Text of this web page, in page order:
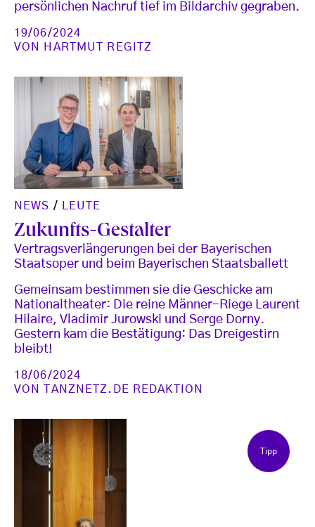
persönlichen Nachruf tief im Bildarchiv gegraben.
19/06/2024
VON
HARTMUT REGITZ
NEWS / LEUTE
Zukunfts-Gestalter
Vertragsverlängerungen bei der Bayerischen
Staatsoper und beim Bayerischen Staatsballett
Gemeinsam bestimmen sie die Geschicke am
Nationaltheater: Die reine Männer-Riege Laurent
Hilaire, Vladimir Jurowski und Serge Dorny.
Gestern kam die Bestätigung: Das Dreigestirn
bleibt!
18/06/2024
VON
TANZNETZ.DE REDAKTION
Tipp